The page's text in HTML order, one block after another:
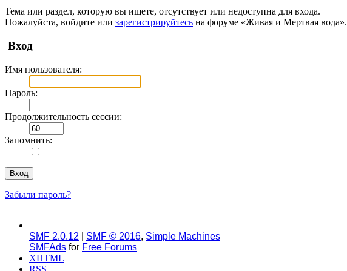
Тема или раздел, которую вы ищете, отсутствует или недоступна для входа.
Пожалуйста, войдите или зарегистрируйтесь на форуме «Живая и Мертвая вода».
Вход
Имя пользователя:
Пароль:
Продолжительность сессии:
Запомнить:
Забыли пароль?
SMF 2.0.12 SMF © 2016, Simple Machines
SMFAds for Free Forums
XHTML
RSS